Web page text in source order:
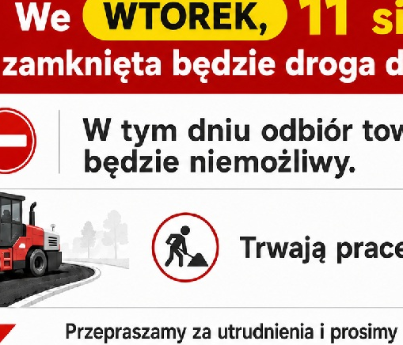
Odbiór osobisty: Okuniew k. Warszawy lub wysyłka
Masz pytanie?:(+48) 797-009-981
Dostępne warianty/kolory